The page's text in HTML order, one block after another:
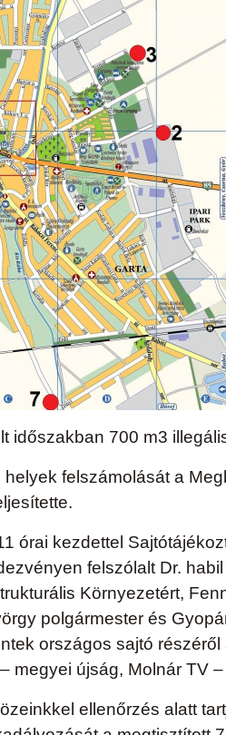
időszakban 700 m3
felszámolását a
órai kezdettel
felszólalt Dr.
Környezetért,
polgármester és
országos sajtó
megyei újság, Molnár TV
ellenőrzés alatt